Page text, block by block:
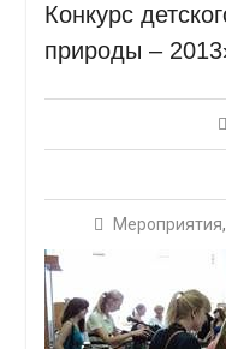
Конкурс
природы –
Мероприятия,